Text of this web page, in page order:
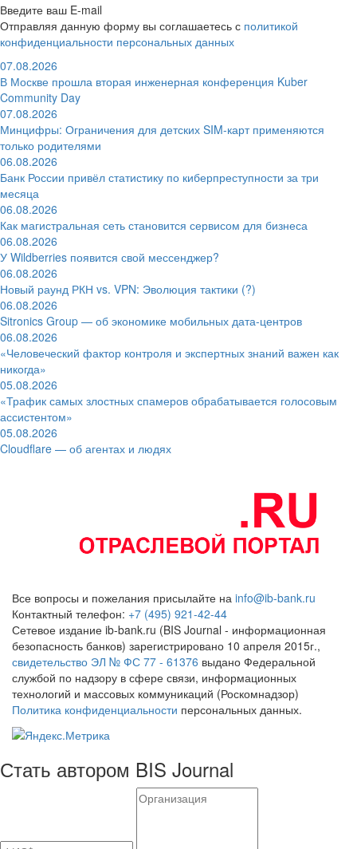
Введите ваш E-mail
Отправляя данную форму вы соглашаетесь с политикой
конфиденциальности персональных данных
07.08.2026
В Москве прошла вторая инженерная конференция Kuber
Community Day
07.08.2026
Минцифры: Ограничения для детских SIM-карт применяются
только родителями
06.08.2026
Банк России привёл статистику по киберпреступности за три
месяца
06.08.2026
Как магистральная сеть становится сервисом для бизнеса
06.08.2026
У Wildberries появится свой мессенджер?
06.08.2026
Новый раунд РКН vs. VPN: Эволюция тактики (?)
06.08.2026
Sitronics Group — об экономике мобильных дата-центров
06.08.2026
«Человеческий фактор контроля и экспертных знаний важен как
никогда»
05.08.2026
«Трафик самых злостных спамеров обрабатывается голосовым
ассистентом»
05.08.2026
Cloudflare — об агентах и людях
Все вопросы и пожелания присылайте на info@ib-bank.ru
Контактный телефон: +7 (495) 921-42-44
Сетевое издание ib-bank.ru (BIS Journal - информационная
безопасность банков) зарегистрировано 10 апреля 2015г.,
свидетельство ЭЛ № ФС 77 - 61376 выдано Федеральной
службой по надзору в сфере связи, информационных
технологий и массовых коммуникаций (Роскомнадзор)
Политика конфиденциальности персональных данных.
Стать автором BIS Journal